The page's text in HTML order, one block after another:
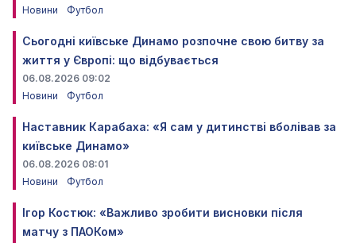
Новини
Футбол
Сьогодні київське Динамо розпочне свою битву за
життя у Європі: що відбувається
06.08.2026 09:02
Новини
Футбол
Наставник Карабаха: «Я сам у дитинстві вболівав за
київське Динамо»
06.08.2026 08:01
Новини
Футбол
Ігор Костюк: «Важливо зробити висновки після
матчу з ПАОКом»